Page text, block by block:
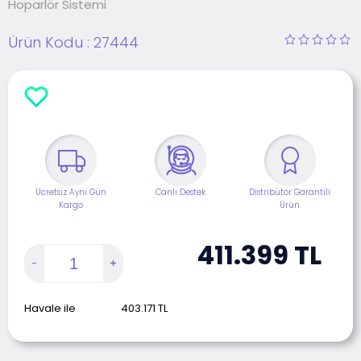
Hoparlör Sistemi
Ürün Kodu : 27444
Ücretsiz Aynı Gün
Kargo
Canlı Destek
Distribütör Garantili
Ürün
411.399 TL
Havale ile 403.171 TL